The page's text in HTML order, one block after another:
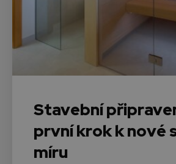
Stavební
první krok k nové
míru